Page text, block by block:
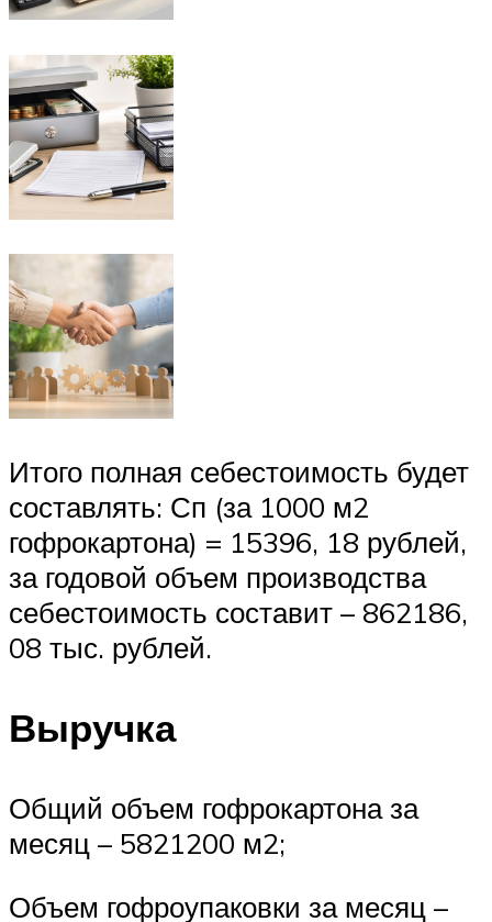
Итого полная себестоимость будет
составлять: Сп (за 1000 м2
гофрокартона) = 15396, 18 рублей,
за годовой объем производства
себестоимость составит – 862186,
08 тыс. рублей.
Выручка
Общий объем гофрокартона за
месяц – 5821200 м2;
Объем гофроупаковки за месяц –